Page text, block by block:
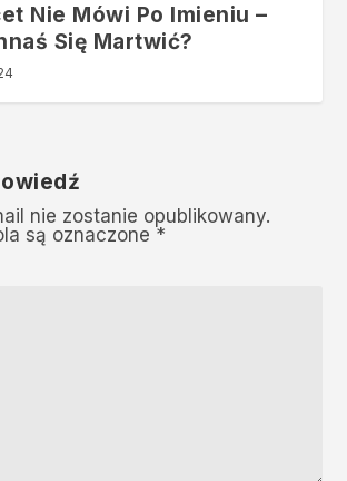
Nie Mówi Po Imieniu –
Się Martwić?
nie zostanie opublikowany.
są oznaczone*